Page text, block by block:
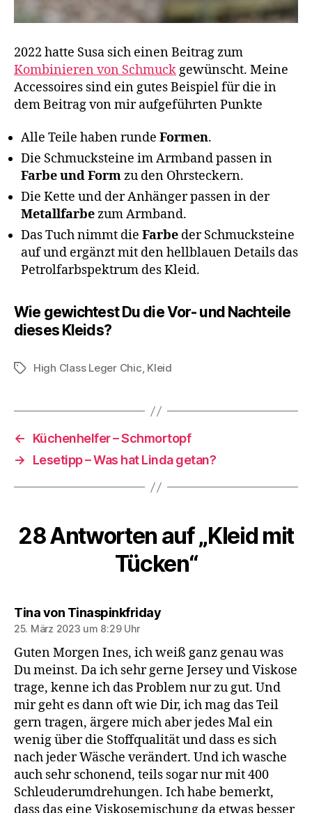
2022 hatte Susa sich einen Beitrag zum
Kombinieren von Schmuckgewünscht. Meine
Accessoires sind ein gutes Beispiel für die in
dem Beitrag von mir aufgeführten Punkte
Alle Teile haben runde Formen.
Die Schmucksteine im Armband passen in
Farbe und Formzu den Ohrsteckern.
Die Kette und der Anhänger passen in der
Metallfarbezum Armband.
Das Tuch nimmt die Farbe der Schmucksteine
auf und ergänzt mit den hellblauen Details das
Petrolfarbspektrum des Kleid.
Wie gewichtest Du die Vor- und Nachteile
dieses Kleids?
Schlagwörter
High Class Leger Chic, Kleid
←
Küchenhelfer – Schmortopf
→
Lesetipp – Was hat Linda getan?
28 Antworten auf „Kleid mit
Tücken“
Tina von Tinaspinkfridaysagt:
25. März 2023 um 8:29 Uhr
Guten Morgen Ines, ich weiß ganz genau was
Du meinst. Da ich sehr gerne Jersey und Viskose
trage, kenne ich das Problem nur zu gut. Und
mir geht es dann oft wie Dir, ich mag das Teil
gern tragen, ärgere mich aber jedes Mal ein
wenig über die Stoffqualität und dass es sich
nach jeder Wäsche verändert. Und ich wasche
auch sehr schonend, teils sogar nur mit 400
Schleuderumdrehungen. Ich habe bemerkt,